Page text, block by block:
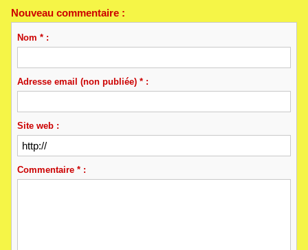
Nouveau commentaire :
Nom * :
Adresse email (non publiée) * :
Site web :
Commentaire * :